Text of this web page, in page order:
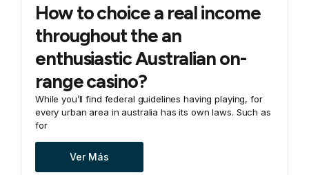
How to choice a real income
throughout the an
enthusiastic Australian on-
range casino?
While you’ll find federal guidelines having playing, for
every urban area in australia has its own laws. Such as
for
Ver Más